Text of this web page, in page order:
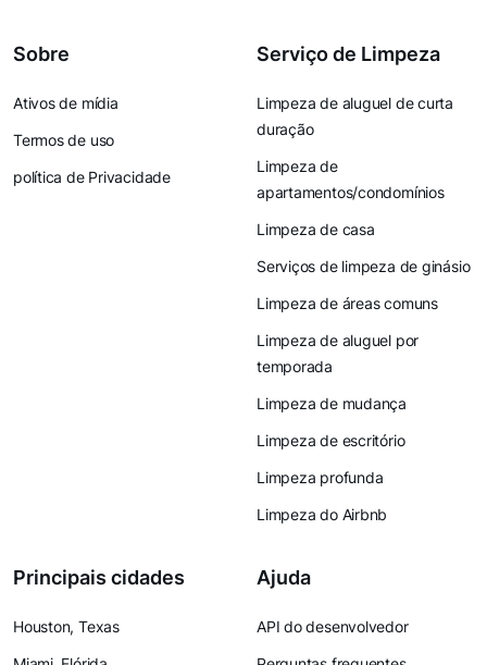
Sobre
Ativos de mídia
Termos de uso
política de Privacidade
Serviço de Limpeza
Limpeza de aluguel de curta
duração
Limpeza de
apartamentos/condomínios
Limpeza de casa
Serviços de limpeza de ginásio
Limpeza de áreas comuns
Limpeza de aluguel por
temporada
Limpeza de mudança
Limpeza de escritório
Limpeza profunda
Limpeza do Airbnb
Principais cidades
Houston, Texas
Ajuda
API do desenvolvedor